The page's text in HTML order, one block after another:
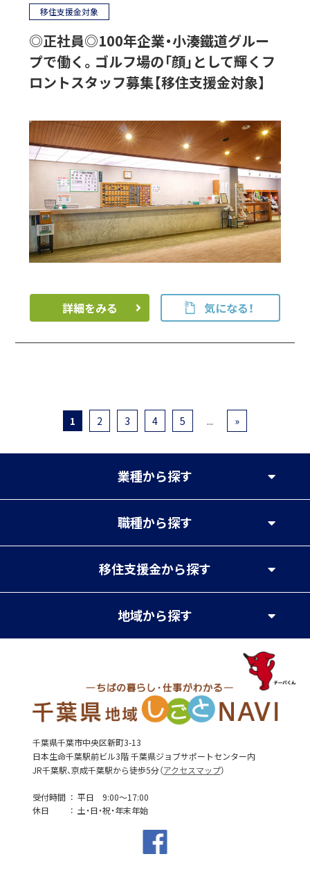
移住支援金対象
◎正社員◎100年企業・小湊鐵道グルー
プで働く。ゴルフ場の「顔」として輝くフ
ロントスタッフ募集【移住支援金対象】
詳細をみる 気になる！
1 2 3 4 5 ... »
業種から探す
職種から探す
移住支援金から探す
地域から探す
千葉県千葉市中央区新町3-13
日本生命千葉駅前ビル3階 千葉県ジョブサポートセンター内
JR千葉駅、京成千葉駅から徒歩5分（アクセスマップ）
受付時間
平日 9:00～17:00
休日
土・日・祝・年末年始